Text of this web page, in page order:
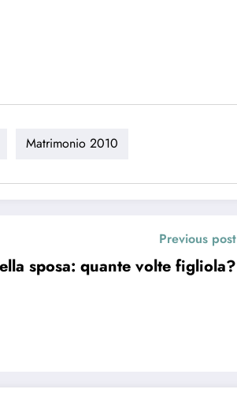
Matrimonio 2010
Previous post
sposa: quante volte figliola?